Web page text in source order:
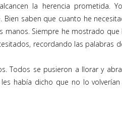
la herencia prometida.
saben que cuanto he
manos. Siempre he mostrado que
recordando las palabras
Todos se pusieron a llorar y
había dicho que no lo volverían